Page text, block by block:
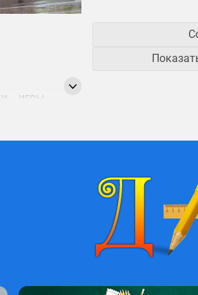
игры